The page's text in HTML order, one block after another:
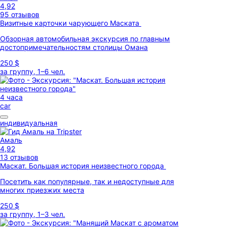
4,92
95 отзывов
Визитные карточки чарующего Маската
Обзорная автомобильная экскурсия по главным
достопримечательностям столицы Омана
250 $
за группу, 1–6 чел.
4 часа
car
индивидуальная
Амаль
4,92
13 отзывов
Маскат. Большая история неизвестного города
Посетить как популярные, так и недоступные для
многих приезжих места
250 $
за группу, 1–3 чел.